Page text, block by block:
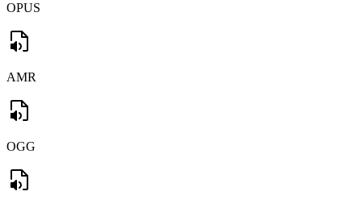
OPUS
AMR
OGG